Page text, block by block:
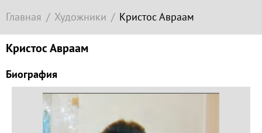
Главная Художники Кристос Авраам
Кристос Авраам
Биография
зарубежное
гора